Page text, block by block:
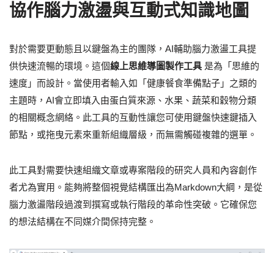
協作腦力激盪與互動式知識地圖
對於需要更動態且以鍵盤為主的團隊，AI輔助腦力激盪工具提
供快速流暢的環境。這個線上思維導圖製作工具 是為「思維的
速度」而設計。當使用者輸入如「健康餐食準備點子」之類的
主題時，AI會立即填入由蛋白質來源、水果、蔬菜和穀物分類
的相關概念網絡。此工具的互動性讓您可使用鍵盤快速鍵插入
節點，或拖曳元素來重新組織層級，而無需觸碰複雜的選單。
此工具對需要快速組織文章或專案階段的研究人員和內容創作
者尤為實用。能夠將整個視覺結構匯出為Markdown大綱，是從
腦力激盪階段過渡到撰寫或執行階段的革命性突破。它確保您
的想法結構在不同媒介間保持完整。